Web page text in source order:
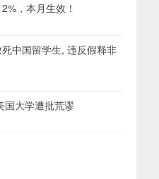
，本月生效！
中国留学生, 违反假释非
国大学遭批荒谬